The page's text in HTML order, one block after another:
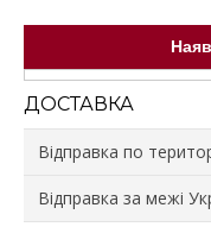
ДОСТАВКА
Відправка по
Відправка зі складу
днів.
Відправка за межі